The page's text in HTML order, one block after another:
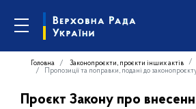
Головна Законопроєкти, проєкти інших актів
Пропозиції та поправки, подані до
Проєкт Закону про